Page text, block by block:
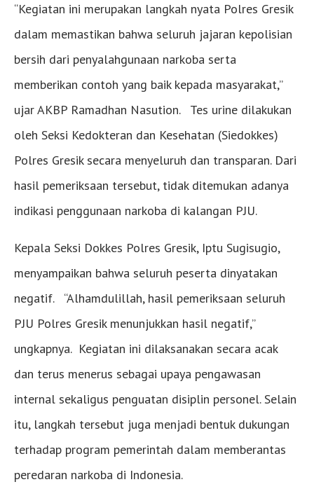
“Kegiatan ini merupakan langkah nyata Polres Gresik
dalam memastikan bahwa seluruh jajaran kepolisian
bersih dari penyalahgunaan narkoba serta
memberikan contoh yang baik kepada masyarakat,”
ujar AKBP Ramadhan Nasution. Tes urine dilakukan
oleh Seksi Kedokteran dan Kesehatan (Siedokkes)
Polres Gresik secara menyeluruh dan transparan. Dari
hasil pemeriksaan tersebut, tidak ditemukan adanya
indikasi penggunaan narkoba di kalangan PJU.
Kepala Seksi Dokkes Polres Gresik, Iptu Sugisugio,
menyampaikan bahwa seluruh peserta dinyatakan
negatif. “Alhamdulillah, hasil pemeriksaan seluruh
PJU Polres Gresik menunjukkan hasil negatif,”
ungkapnya. Kegiatan ini dilaksanakan secara acak
dan terus menerus sebagai upaya pengawasan
internal sekaligus penguatan disiplin personel. Selain
itu, langkah tersebut juga menjadi bentuk dukungan
terhadap program pemerintah dalam memberantas
peredaran narkoba di Indonesia.